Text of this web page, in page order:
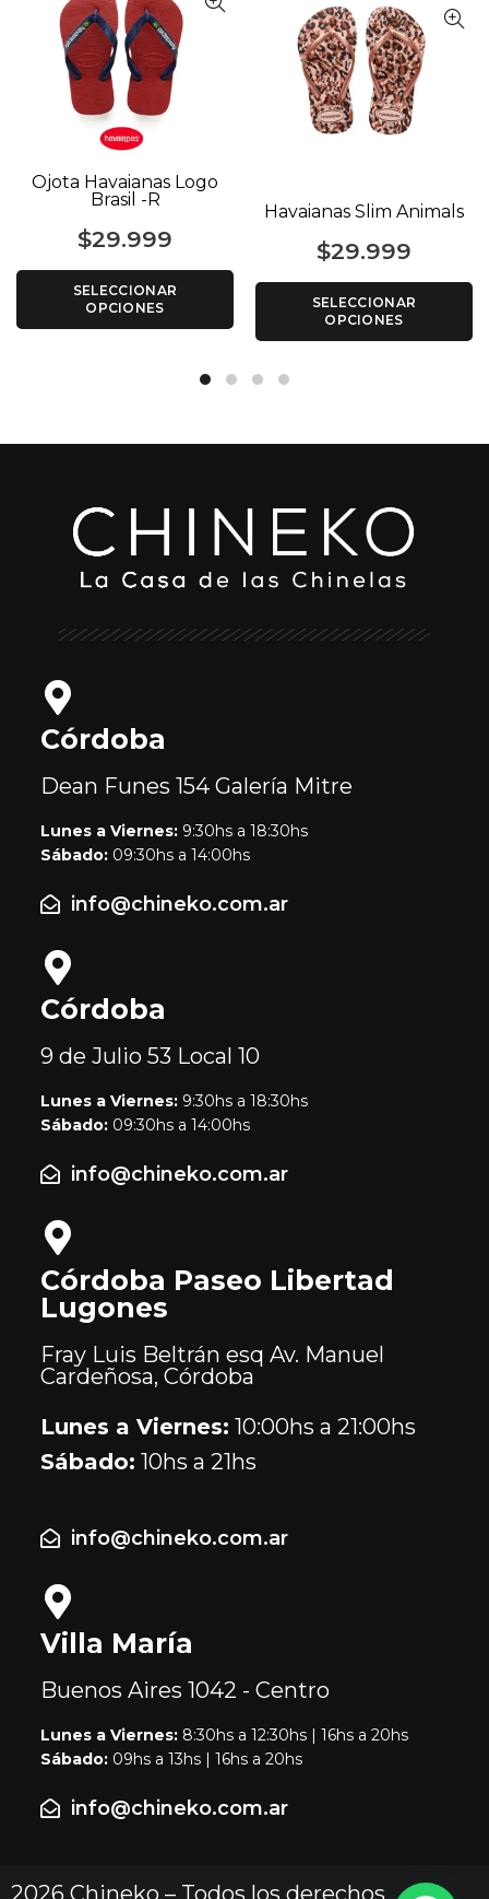
Ojota Havaianas Logo
Brasil -R
$29.999
SELECCIONAR
OPCIONES
Havaianas Slim Animals
$29.999
SELECCIONAR
OPCIONES
Córdoba
Dean Funes 154Galería Mitre
Lunes a Viernes: 9:30hs a 18:30hs
Sábado: 09:30hs a 14:00hs
info@chineko.com.ar
Córdoba
9 de Julio 53 Local 10
Lunes a Viernes: 9:30hs a 18:30hs
Sábado: 09:30hs a 14:00hs
info@chineko.com.ar
Córdoba Paseo Libertad
Lugones
Fray Luis Beltrán esq Av. Manuel
Cardeñosa, Córdoba
Lunes a Viernes: 10:00hs a 21:00hs
Sábado: 10hs a 21hs
info@chineko.com.ar
Villa María
Buenos Aires1042 - Centro
Lunes a Viernes: 8:30hs a 12:30hs | 16hs a 20hs
Sábado: 09hs a 13hs | 16hs a 20hs
info@chineko.com.ar
2026 Chineko – Todos los derechos